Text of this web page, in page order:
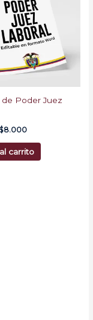
de Poder Juez
era:
$20.000.
$8.000
es:
$8.000.
carrito